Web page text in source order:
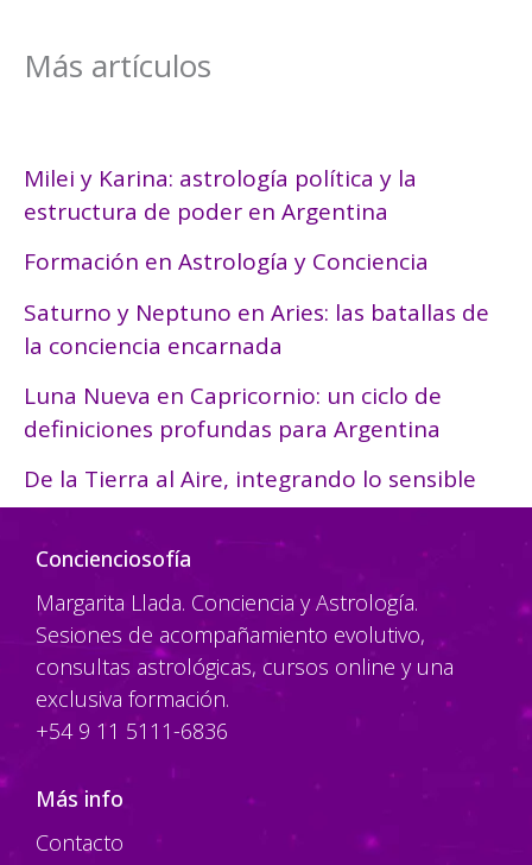
Más artículos
Milei y Karina: astrología política y la
estructura de poder en Argentina
Formación en Astrología y Conciencia
Saturno y Neptuno en Aries: las batallas de
la conciencia encarnada
Luna Nueva en Capricornio: un ciclo de
definiciones profundas para Argentina
De la Tierra al Aire, integrando lo sensible
Concienciosofía
Margarita Llada. Conciencia y Astrología.
Sesiones de acompañamiento evolutivo,
consultas astrológicas, cursos online y una
exclusiva formación.
+54 9 11 5111-6836
Más info
Contacto